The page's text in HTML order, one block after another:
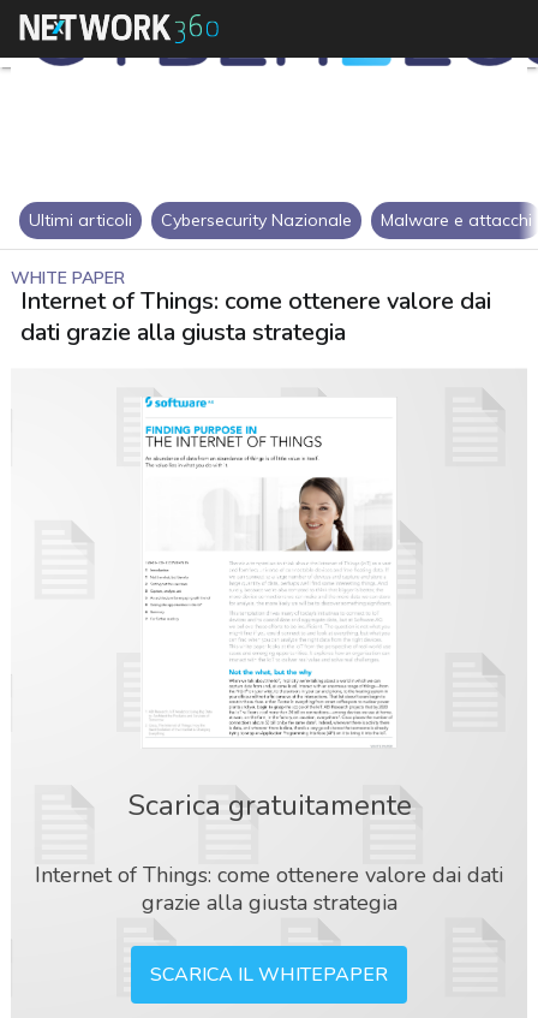
Ultimi articoli Cybersecurity Nazionale Malware e attacchi
WHITE PAPER
Internet of Things: come ottenere valore dai
dati grazie alla giusta strategia
Scarica gratuitamente
Internet of Things: come ottenere valore dai dati
grazie alla giusta strategia
SCARICA IL WHITEPAPER